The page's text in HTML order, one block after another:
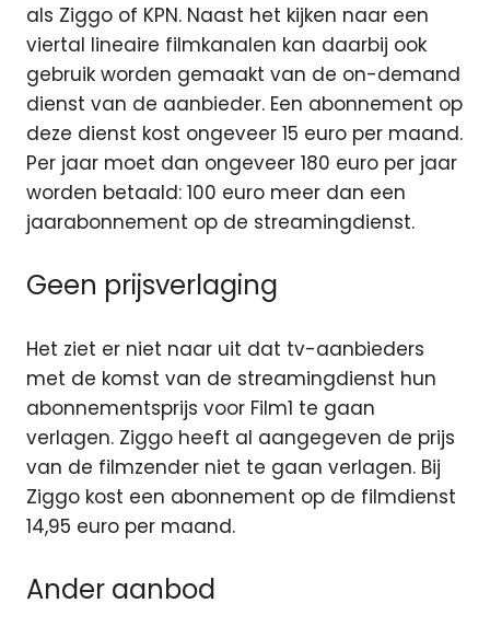
als Ziggo of KPN. Naast het kijken naar een
viertal lineaire filmkanalen kan daarbij ook
gebruik worden gemaakt van de on-demand
dienst van de aanbieder. Een abonnement op
deze dienst kost ongeveer 15 euro per maand.
Per jaar moet dan ongeveer 180 euro per jaar
worden betaald: 100 euro meer dan een
jaarabonnement op de streamingdienst.
Geen prijsverlaging
Het ziet er niet naar uit dat tv-aanbieders
met de komst van de streamingdienst hun
abonnementsprijs voor Film1 te gaan
verlagen. Ziggo heeft al aangegeven de prijs
van de filmzender niet te gaan verlagen. Bij
Ziggo kost een abonnement op de filmdienst
14,95 euro per maand.
Ander aanbod